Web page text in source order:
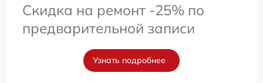
Скидка на ремонт -25% по
предварительной записи
Узнать подробнее